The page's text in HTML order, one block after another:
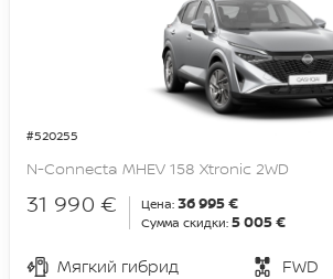
#520255
N-Connecta MHEV 158 Xtronic 2WD
31 990 € Цена: 36 995 €
Сумма скидки: 5 005 €
Мягкий гибрид
FWD